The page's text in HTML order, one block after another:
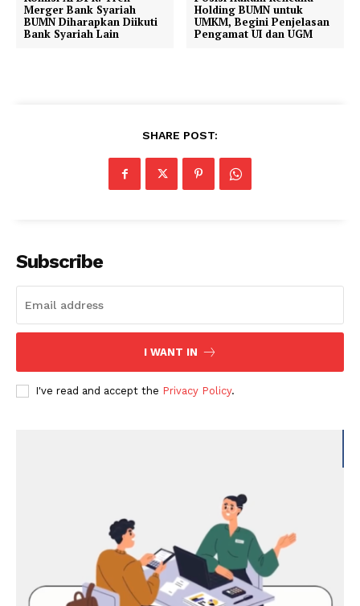
Merger Bank Syariah
BUMN Diharapkan Diikuti
Bank Syariah Lain
Holding BUMN untuk
UMKM, Begini Penjelasan
Pengamat UI dan UGM
SHARE POST:
Subscribe
I WANT IN
I've read and accept the Privacy Policy.